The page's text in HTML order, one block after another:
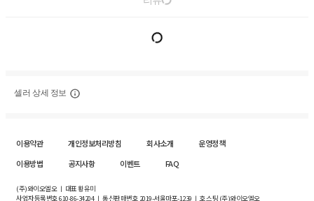
셀러 상세 정보
이용약관 개인정보처리방침 회사소개
운영정책
이용방법
공지사항 이벤트 FAQ
(주)와이오엘오 ㅣ 대표 황유미
사업자등록번호610-86-34204ㅣ 통신판매번호 2019-서울마포-1239 ㅣ 호스팅 (주)와이오엘오